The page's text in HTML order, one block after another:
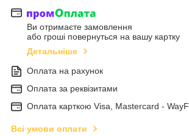
Ви отримаєте замовлення
або гроші повернуться на вашу картку
Детальніше
Оплата на рахунок
Оплата за реквізитами
Оплата карткою Visa, Mastercard -
Всі умови оплати